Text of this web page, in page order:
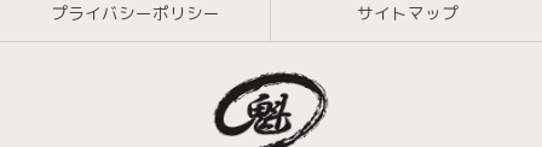
プライバシーポリシー サイトマップ